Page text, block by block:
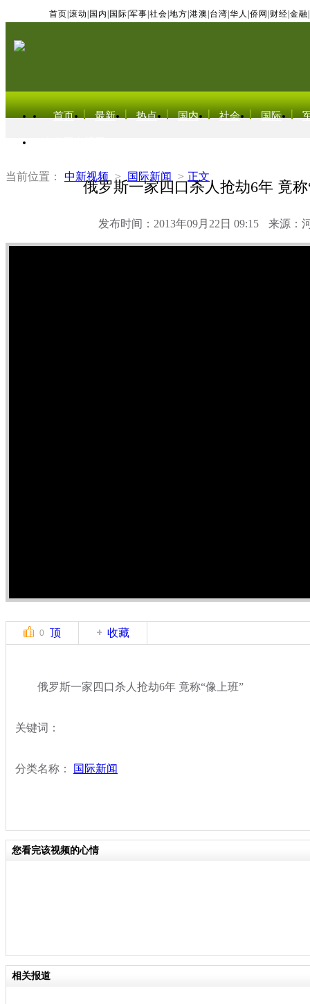
首页 滚动 国内 国际 军事 社会 地方 港澳 台湾 华人 侨网 财经 金融
首页 最新 热点 国内 社会 国际
当前位置： 中新视频 > 国际新闻 > 正文
俄罗斯一家四口杀人抢劫6年 竟
发布时间：2013年09月22日 09:15 来源：
0 顶 收藏
俄罗斯一家四口杀人抢劫6年 竟称“像上班”
关键词：
分类名称： 国际新闻
您看完该视频的心情
相关报道